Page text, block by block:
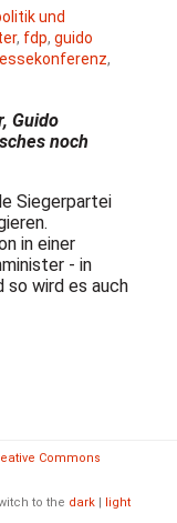
und
, fdp, guido
,
Guido
noch
Siegerpartei
in einer
- in
so wird es auch
Commons
to the dark
light